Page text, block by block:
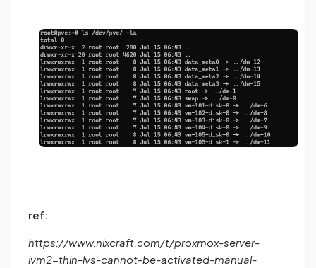
ref:
https://www.nixcraft.com/t/proxmox-server-
lvm2-thin-lvs-cannot-be-activated-manual-